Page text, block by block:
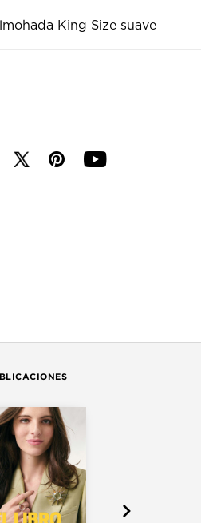
King Size suave
p y